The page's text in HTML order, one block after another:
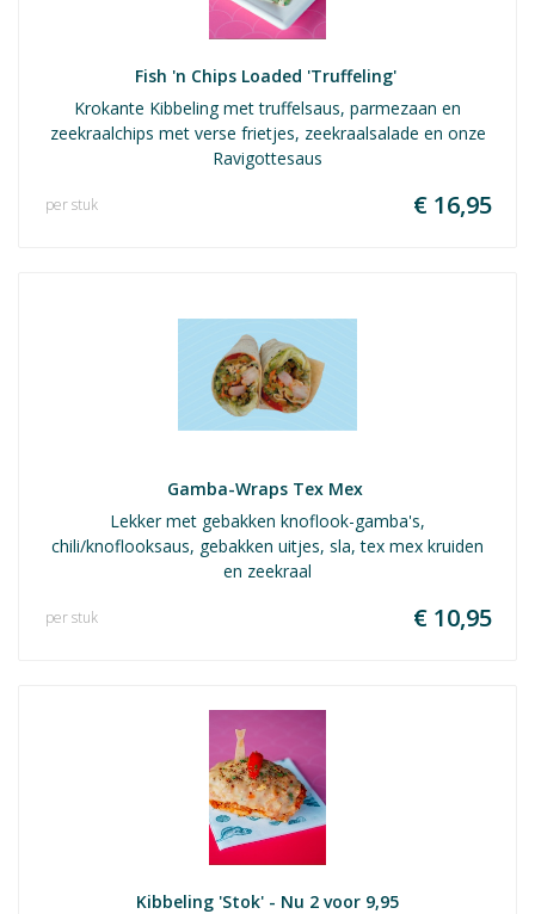
Fish 'n Chips Loaded 'Truffeling'
Krokante Kibbeling met truffelsaus, parmezaan en
zeekraalchips met verse frietjes, zeekraalsalade en onze
Ravigottesaus
€ 16,95
per stuk
Gamba-Wraps Tex Mex
Lekker met gebakken knoflook-gamba's,
chili/knoflooksaus, gebakken uitjes, sla, tex mex kruiden
en zeekraal
€ 10,95
per stuk
Kibbeling 'Stok' - Nu 2 voor 9,95